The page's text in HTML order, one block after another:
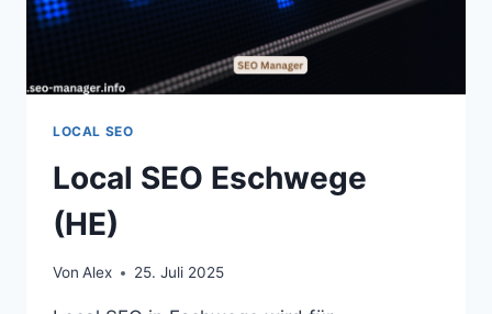
LOCAL SEO
Local SEO Eschwege
(HE)
Von Alex 25. Juli 2025